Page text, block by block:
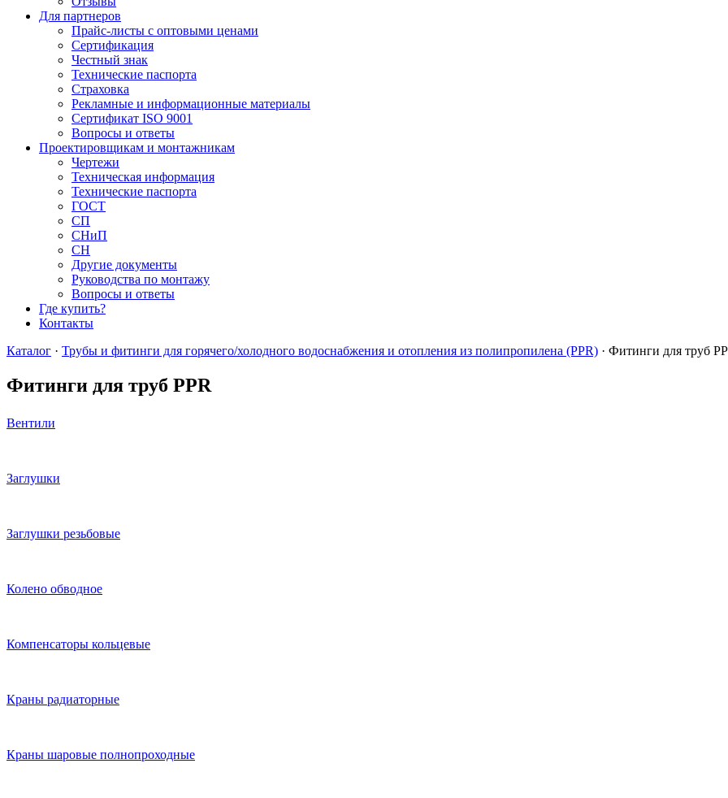
Для партнеров
Прайс-листы с оптовыми ценами
Сертификация
Честный знак
Технические паспорта
Страховка
Рекламные и информационные материалы
Сертификат ISO 9001
Вопросы и ответы
Проектировщикам и монтажникам
Чертежи
Техническая информация
Технические паспорта
ГОСТ
СП
СНиП
СН
Другие документы
Руководства по монтажу
Вопросы и ответы
Где купить?
Контакты
Каталог · Трубы и фитинги для горячего/холодного водоснабжения и отопления из полипропилена (PPR) · Фитинги для труб
Фитинги для труб PPR
Вентили
Заглушки
Заглушки резьбовые
Колено обводное
Компенсаторы кольцевые
Краны радиаторные
Краны шаровые полнопроходные